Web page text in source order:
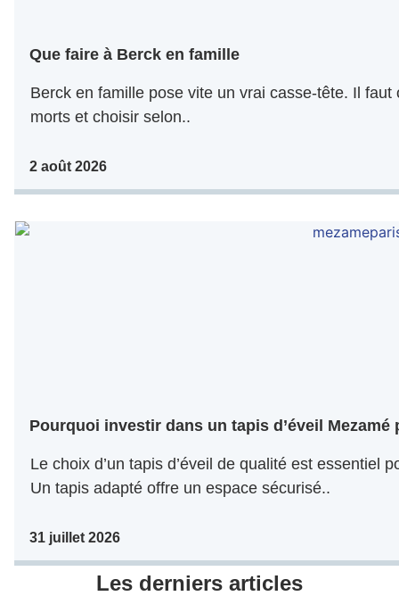
Que faire à Berck en famille
Berck en famille pose vite un vrai casse-tête. Il
morts et choisir selon..
2 août 2026
Pourquoi investir dans un tapis d’éveil Mezamé
Le choix d’un tapis d’éveil de qualité est essentiel
Un tapis adapté offre un espace sécurisé..
31 juillet 2026
Les derniers articles